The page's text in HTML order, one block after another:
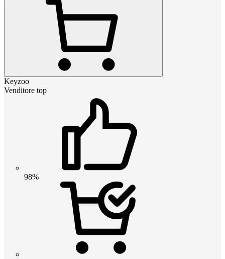
Keyzoo
Venditore top
98%